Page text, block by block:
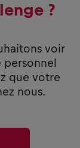
?
voir
personnel
que votre
nous.